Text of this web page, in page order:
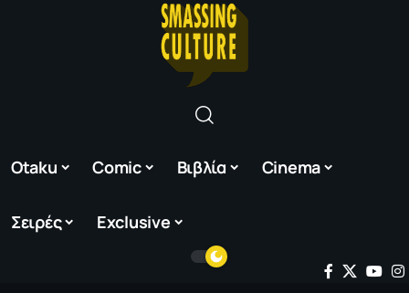
Otaku Comic Βιβλία Cinema
Σειρές Exclusive